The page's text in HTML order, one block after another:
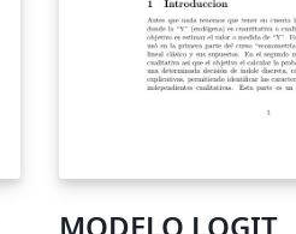
MODELO LOGIT